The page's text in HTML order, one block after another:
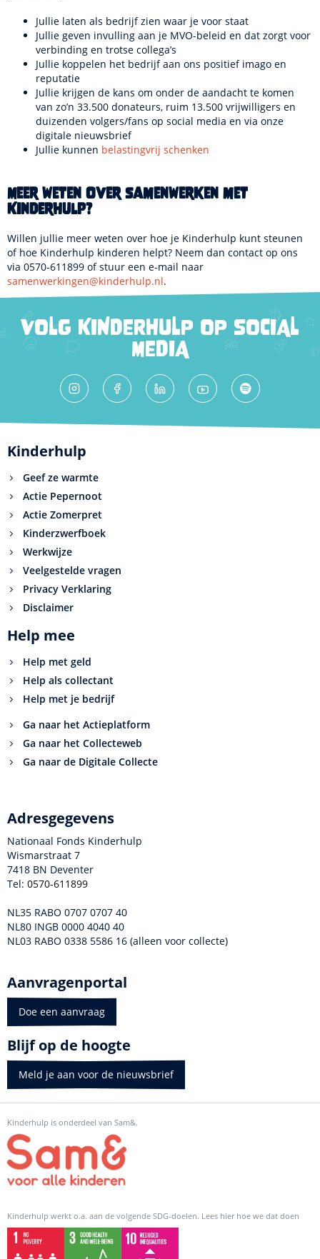
Jullie laten als bedrijf zien waar je voor staat
Jullie geven invulling aan je MVO-beleid en dat zorgt voor
verbinding en trotse collega’s
Jullie koppelen het bedrijf aan ons positief imago en
reputatie
Jullie krijgen de kans om onder de aandacht te komen
van zo’n 33.500 donateurs, ruim 13.500 vrijwilligers en
duizenden volgers/fans op social media en via onze
digitale nieuwsbrief
Jullie kunnen belastingvrij schenken
Meer weten over samenwerken met
Kinderhulp?
Willen jullie meer weten over hoe je Kinderhulp kunt steunen
of hoe Kinderhulp kinderen helpt? Neem dan contact op ons
via 0570-611899 of stuur een e-mail naar
samenwerkingen@kinderhulp.nl.
VOLG KINDERHULP OP SOCIAL
MEDIA
Kinderhulp
Geef ze warmte
Actie Pepernoot
Actie Zomerpret
Kinderzwerfboek
Werkwijze
Veelgestelde vragen
Privacy Verklaring
Disclaimer
Help mee
Help met geld
Help als collectant
Help met je bedrijf
Ga naar het Actieplatform
Ga naar het Collecteweb
Ga naar de Digitale Collecte
Adresgegevens
Nationaal Fonds Kinderhulp
Wismarstraat 7
7418 BN Deventer
Tel: 0570-611899
NL35 RABO 0707 0707 40
NL80 INGB 0000 4040 40
NL03 RABO 0338 5586 16 (alleen voor collecte)
Aanvragenportal
Doe een aanvraag
Blijf op de hoogte
Meld je aan voor de nieuwsbrief
Kinderhulp is onderdeel van Sam&.
Kinderhulp werkt o.a. aan de volgende SDG-doelen. Lees hier hoe we dat doen